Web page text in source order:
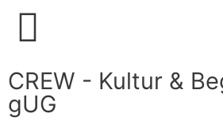
CREW - Kultur &
gUG